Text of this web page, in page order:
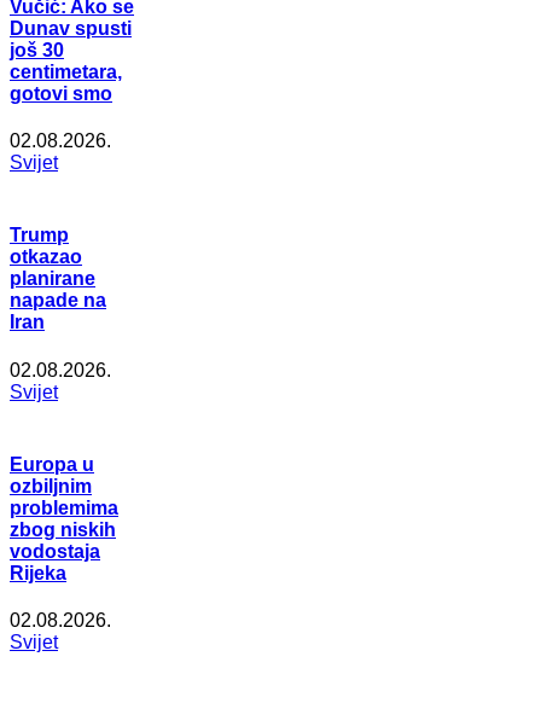
Vučić: Ako se
Dunav spusti
još 30
centimetara,
gotovi smo
02.08.2026.
Svijet
Trump
otkazao
planirane
napade na
Iran
02.08.2026.
Svijet
Europa u
ozbiljnim
problemima
zbog niskih
vodostaja
Rijeka
02.08.2026.
Svijet